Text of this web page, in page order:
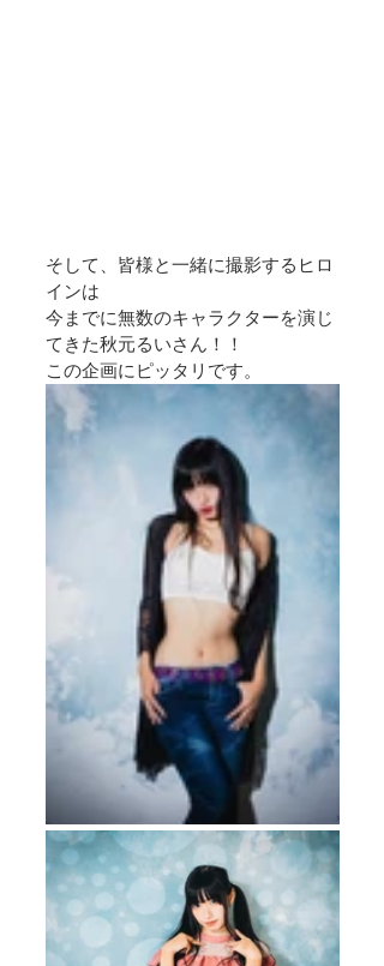
そして、皆様と一緒に撮影するヒロ
インは
今までに無数のキャラクターを演じ
てきた秋元るいさん！！
この企画にピッタリです。